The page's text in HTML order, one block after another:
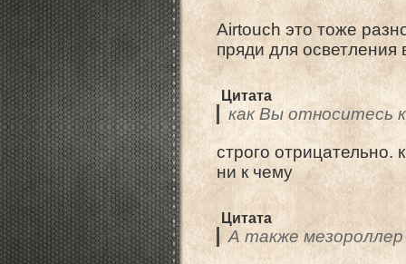
Airtouch это тоже
пряди для
Цитата
как Вы относитесь
строго отрицательно.
ни к чему
Цитата
А также мезороллер